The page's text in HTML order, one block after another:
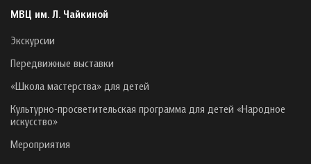
МВЦ им. Л. Чайкиной
Экскурсии
Передвижные выставки
«Школа мастерства» для детей
Культурно-просветительская программа для детей «Народное
искусство»
Мероприятия